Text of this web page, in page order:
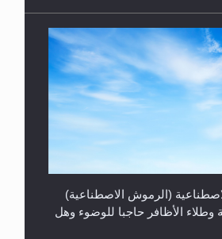
(الرموش الاصطناعية)
وطلاء الأظافر حاجبا للوضوء وهل